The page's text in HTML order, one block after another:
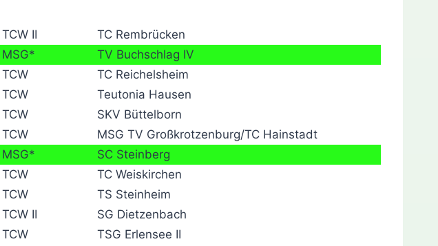
TCW II
TC Rembrücken
MSG*
TV Buchschlag IV
TCW
TC Reichelsheim
TCW
Teutonia Hausen
TCW
SKV Büttelborn
TCW
MSG TV Großkrotzenburg/TC Hainstadt
MSG*
SC Steinberg
TCW
TC Weiskirchen
TCW
TS Steinheim
TCW II
SG Dietzenbach
TCW
TSG Erlensee II